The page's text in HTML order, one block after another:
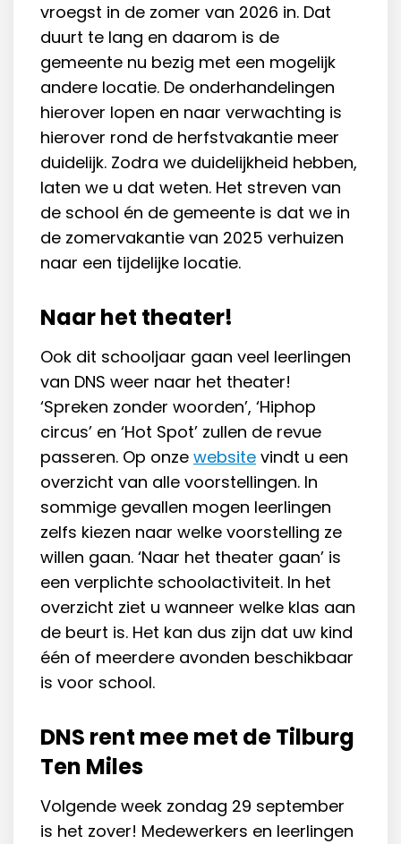
vroegst in de zomer van 2026 in. Dat
duurt te lang en daarom is de
gemeente nu bezig met een mogelijk
andere locatie. De onderhandelingen
hierover lopen en naar verwachting is
hierover rond de herfstvakantie meer
duidelijk. Zodra we duidelijkheid hebben,
laten we u dat weten. Het streven van
de school én de gemeente is dat we in
de zomervakantie van 2025 verhuizen
naar een tijdelijke locatie.
Naar het theater!
Ook dit schooljaar gaan veel leerlingen
van DNS weer naar het theater!
‘Spreken zonder woorden’, ‘Hiphop
circus’ en ‘Hot Spot’ zullen de revue
passeren. Op onze website vindt u een
overzicht van alle voorstellingen. In
sommige gevallen mogen leerlingen
zelfs kiezen naar welke voorstelling ze
willen gaan. ‘Naar het theater gaan’ is
een verplichte schoolactiviteit. In het
overzicht ziet u wanneer welke klas aan
de beurt is. Het kan dus zijn dat uw kind
één of meerdere avonden beschikbaar
is voor school.
DNS rent mee met de Tilburg
Ten Miles
Volgende week zondag 29 september
is het zover! Medewerkers en leerlingen